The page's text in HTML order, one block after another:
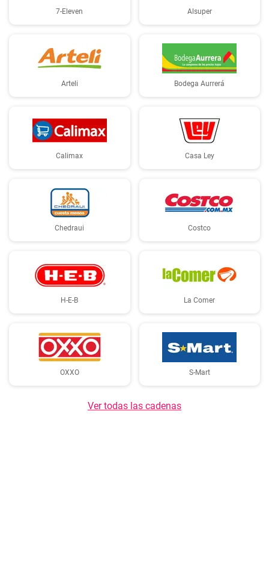
7-Eleven Alsuper
Arteli Bodega Aurrerá
Calimax Casa Ley
Chedraui Costco
H-E-B La Comer
OXXO S-Mart
Ver todas las cadenas